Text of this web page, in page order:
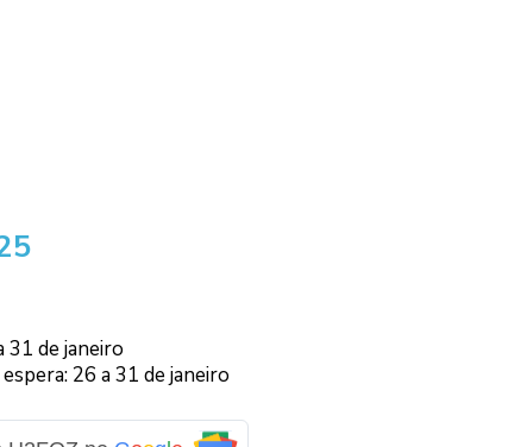
de janeiro
26 a 31 de janeiro